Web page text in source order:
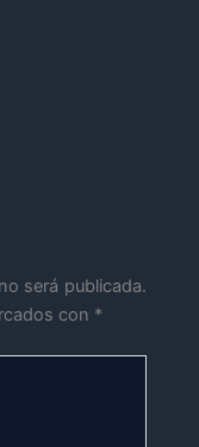
será publicada.
con *